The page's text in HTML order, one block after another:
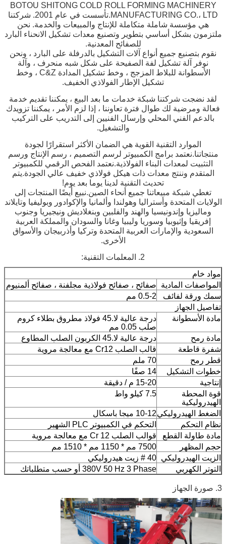
BOTOU SHITONG COLD ROLL FORMING MACHINERY
MANUFACTURING CO.، LTD.تأسست في عام 2001. شركتنا
هي مؤسسة شاملة متكاملة للإنتاج والمبيعات والخدمة. نحن
ملتزمون بشكل أساسي بتطوير وتصنيع معدات تشكيل الانحناء البارد
للصفائح المعدنية.
نقوم بتصنيع جميع أنواع آلات التشكيل بالدرفلة على البارد ، ونحن
نوفر آلة تشكيل لفة الصفيحة على شكل شبه منحرف ، وآلة
الأسطوانة للبلاط المزجج ، وخط تشكيل المدادة C&Z ، وخط
تشكيل الإطار الفولاذي الخفيف.
لقد نضجت شركتنا شبكة خدمات ما بعد البيع ، يمكننا تقديم خدمة
فعالة ومرضية لك طوال فترة تعاوننا ، إذا لزم الأمر ، يمكننا تزويدك
بالدعم الفني المحلي وإرسال الفنيين إلى التدريب على التركيب
والتشغيل.
الموارد التقنية القوية هي الضمان الأكثر استقرارًا لجودة
منتجاتنا.نعتمد برامج الكمبيوتر لرسم التصميم ، رسم الإنتاج ورسم
التثبيت لمعدات البناء الفولاذية.نعتمد الفحص الرقمي للكمبيوتر
المتقدم وننتج معدات ذات هيكل فولاذي خفيف عالي الجودة.يتم
تحديث التقنية لدينا يوما بعد يوم!
تغطي شبكة مبيعاتنا جميع أنحاء الصين.نبيع أيضًا المنتجات إلى
الولايات المتحدة وأستراليا وهولندا وألمانيا والإكوادور وبوليفيا وتايلاند
وماليزيا وإندونيسيا والهند والفلبين وبنغلاديش ونيجيريا وجنوب
إفريقيا وإثيوبيا وسوريا وليبيا وغانا والسودان والمملكة العربية
السعودية والإمارات العربية المتحدة وتركيا وأذربيجان والأسواق
الأخرى.
2. المعلمات التقنية:
مواد خام
المواصفات المادية
صفائح ، صفائح فولاذية مجلفنة ، صفائح ألمنيوم
سمك ورقة لفائف
0.5-2 مم
تفاصيل الجهاز
مادة الأسطوانة
درجة عالية لا.45 فولاذ مطروق بطلاء كروم
صلب 0.05 مم
مادة رمح
درجة عالية لا.45 الكربون الصلب المطاوع
شفرة قاطعة
قالب الصلب Cr12 مع معالجة مروية
قطر رمح
70 ملم
خطوات التشكيل
14 صفًا
إنتاجية
15-20 م / دقيقة
قوة المحطة
الهيدروليكية
7.5 كيلو واط
الضغط الهيدروليكي10-12 ميجا باسكال
نظام التحكم
التحكم في الكمبيوتر PLC الشهير
مادة طاولة القطع
قوالب الصلب Cr 12 مع معالجة مروية
حجم المظهر
7500 مم * 1150 مم * 1510 مم
الزيت الهيدروليكي 40 # زيت هيدروليكي
التوتر الكهربي
380V 50 Hz 3 Phase أو حسب متطلباتك
3. صورة الجهاز